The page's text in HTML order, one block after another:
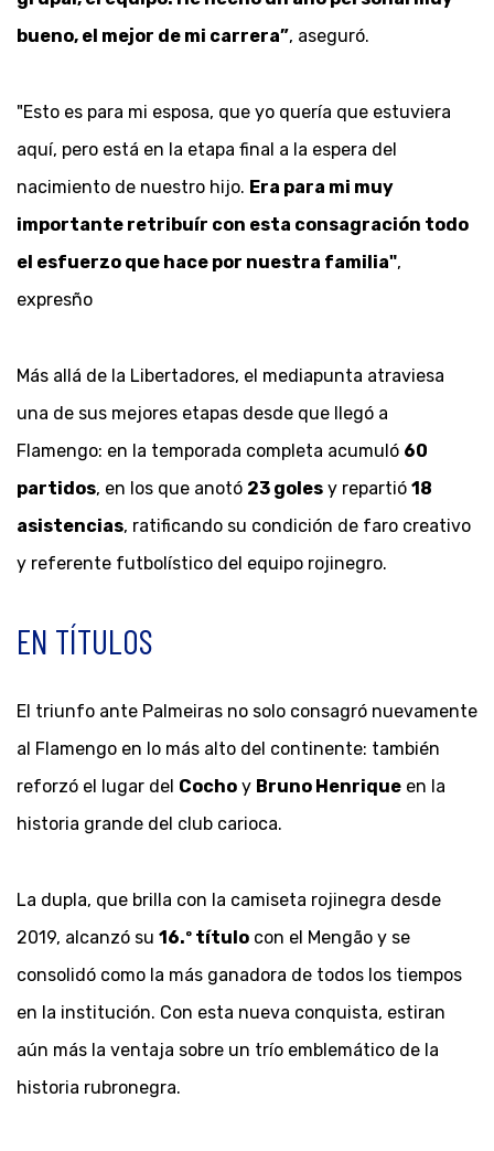
bueno, el mejor de mi carrera”, aseguró.
"Esto es para mi esposa, que yo quería que estuviera
aquí, pero está en la etapa final a la espera del
nacimiento de nuestro hijo. Era para mi muy
importante retribuír con esta consagración todo
el esfuerzo que hace por nuestra familia",
expresño
Más allá de la Libertadores, el mediapunta atraviesa
una de sus mejores etapas desde que llegó a
Flamengo: en la temporada completa acumuló 60
partidos, en los que anotó 23 goles y repartió 18
asistencias, ratificando su condición de faro creativo
y referente futbolístico del equipo rojinegro.
EN TÍTULOS
El triunfo ante Palmeiras no solo consagró nuevamente
al Flamengo en lo más alto del continente: también
reforzó el lugar del Cocho y Bruno Henrique en la
historia grande del club carioca.
La dupla, que brilla con la camiseta rojinegra desde
2019, alcanzó su 16.º título con el Mengão y se
consolidó como la más ganadora de todos los tiempos
en la institución. Con esta nueva conquista, estiran
aún más la ventaja sobre un trío emblemático de la
historia rubronegra.